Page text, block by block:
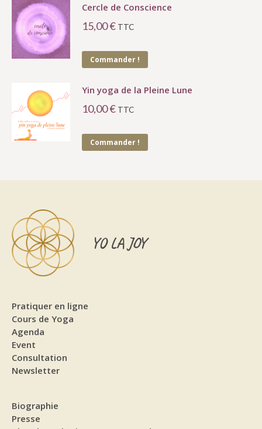
Cercle de Conscience
15,00€ TTC
Commander !
Yin yoga de la Pleine Lune
10,00€ TTC
Commander !
YO LA JOY
Pratiquer en ligne
Cours de Yoga
Agenda
Event
Consultation
Newsletter
Biographie
Presse